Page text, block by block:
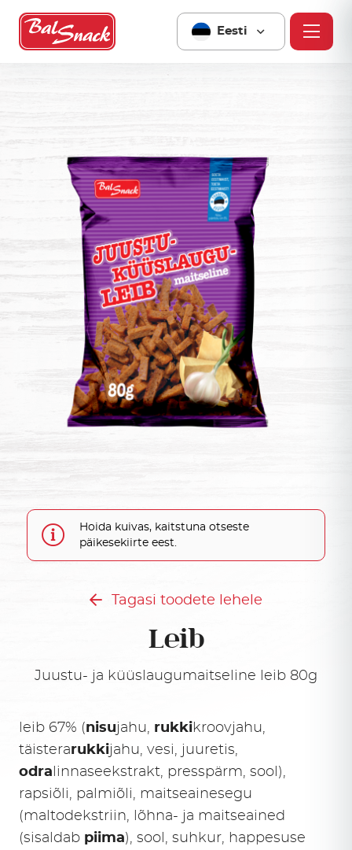
Eesti
Hoida kuivas, kaitstuna otseste
päikesekiirte eest.
Tagasi toodete lehele
Leib
Juustu- ja küüslaugumaitseline leib 80g
leib 67% (nisujahu, rukkikroovjahu,
täisterarukkijahu, vesi, juuretis,
odra linnaseekstrakt, presspärm, sool),
rapsiõli, palmiõli, maitseainesegu
(maltodekstriin, lõhna- ja maitseained
(sisaldab piima), sool, suhkur, happesuse